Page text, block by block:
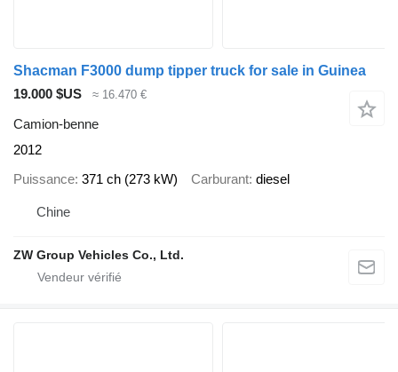
Shacman F3000 dump tipper truck for sale in Guinea
19.000 $US
≈ 16.470 €
Camion-benne
2012
Puissance 371 ch (273 kW) Carburant diesel
Chine
ZW Group Vehicles Co., Ltd.